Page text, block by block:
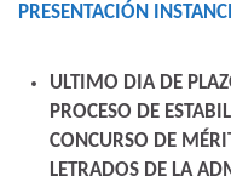
PRESENTACIÓN
ULTIMO DIA DE
PROCESO DE
CONCURSO DE
LETRADOS DE LA